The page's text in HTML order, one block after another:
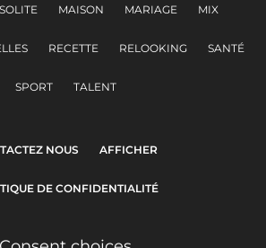
MAISON MARIAGE MIX
RECETTE RELOOKING SANTÉ
SPORT TALENT
NOUS AFFICHER
DE CONFIDENTIALITÉ